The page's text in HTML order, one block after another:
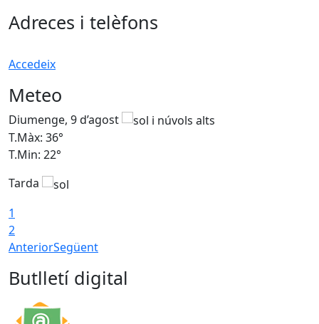
Adreces i telèfons
Accedeix
Meteo
Diumenge, 9 d’agost
T.Màx: 36°
T.Min: 22°
Tarda
1
2
AnteriorSegüent
Butlletí digital